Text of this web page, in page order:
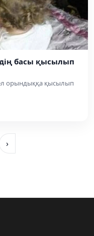
басы қысылып
орындыққа қысылып
›